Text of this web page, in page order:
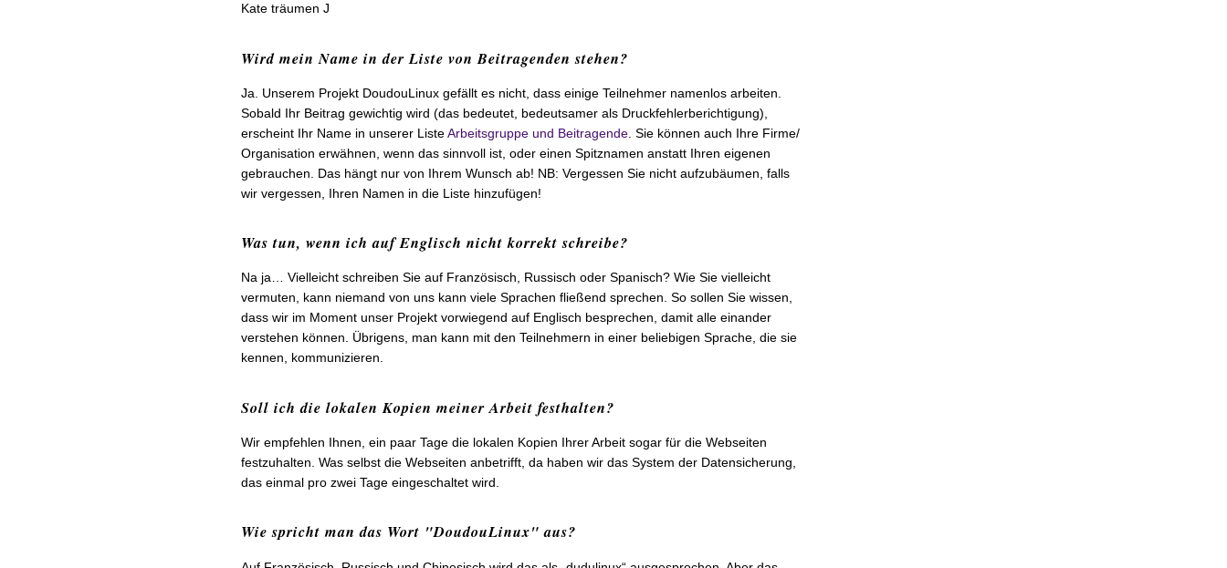
Kate träumen J
Wird mein Name in der Liste von Beitragenden stehen?
Ja. Unserem Projekt DoudouLinux gefällt es nicht, dass einige Teilnehmer namenlos arbeiten.
Sobald Ihr Beitrag gewichtig wird (das bedeutet, bedeutsamer als Druckfehlerberichtigung),
erscheint Ihr Name in unserer ListeArbeitsgruppe und Beitragende. Sie können auch Ihre Firme/
Organisation erwähnen, wenn das sinnvoll ist, oder einen Spitznamen anstatt Ihren eigenen
gebrauchen. Das hängt nur von Ihrem Wunsch ab! NB: Vergessen Sie nicht aufzubäumen, falls
wir vergessen, Ihren Namen in die Liste hinzufügen!
Was tun, wenn ich auf Englisch nicht korrekt schreibe?
Na ja… Vielleicht schreiben Sie auf Französisch, Russisch oder Spanisch? Wie Sie vielleicht
vermuten, kann niemand von uns kann viele Sprachen fließend sprechen. So sollen Sie wissen,
dass wir im Moment unser Projekt vorwiegend auf Englisch besprechen, damit alle einander
verstehen können. Übrigens, man kann mit den Teilnehmern in einer beliebigen Sprache, die sie
kennen, kommunizieren.
Soll ich die lokalen Kopien meiner Arbeit festhalten?
Wir empfehlen Ihnen, ein paar Tage die lokalen Kopien Ihrer Arbeit sogar für die Webseiten
festzuhalten. Was selbst die Webseiten anbetrifft, da haben wir das System der Datensicherung,
das einmal pro zwei Tage eingeschaltet wird.
Wie spricht man das Wort "DoudouLinux" aus?